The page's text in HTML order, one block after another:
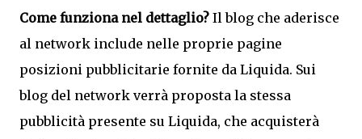
Come funziona nel dettaglio? Il blog che aderisce
al network include nelle proprie pagine
posizioni pubblicitarie fornite da Liquida. Sui
blog del network verrà proposta la stessa
pubblicità presente su Liquida, che acquisterà